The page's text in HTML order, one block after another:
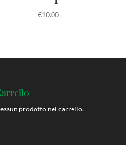
€10.00
prodotto nel carrello.